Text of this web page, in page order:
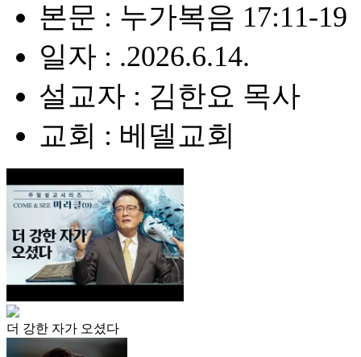
본문 : 누가복음 17:11-19
일자 : .2026.6.14.
설교자 : 김한요 목사
교회 : 베델교회
더 강한 자가 오셨다